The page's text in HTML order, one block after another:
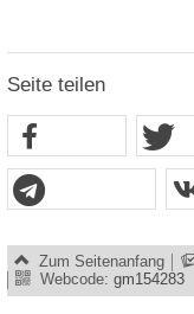
Seite teilen
Zum Seitenanfang
Webcode: gm154283